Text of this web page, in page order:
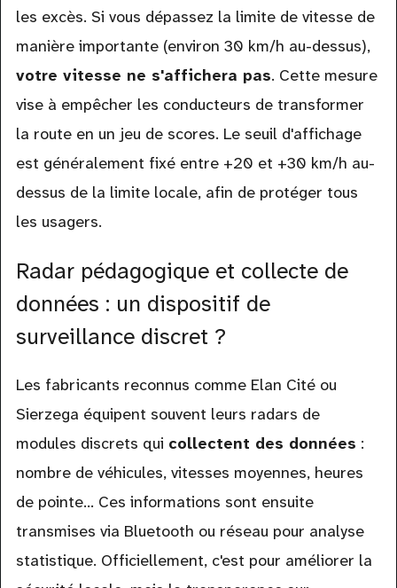
les excès. Si vous dépassez la limite de vitesse de
manière importante (environ 30 km/h au-dessus),
votre vitesse ne s'affichera pas. Cette mesure
vise à empêcher les conducteurs de transformer
la route en un jeu de scores. Le seuil d'affichage
est généralement fixé entre +20 et +30 km/h au-
dessus de la limite locale, afin de protéger tous
les usagers.
Radar pédagogique et collecte de
données : un dispositif de
surveillance discret ?
Les fabricants reconnus comme Elan Cité ou
Sierzega équipent souvent leurs radars de
modules discrets qui collectent des données :
nombre de véhicules, vitesses moyennes, heures
de pointe... Ces informations sont ensuite
transmises via Bluetooth ou réseau pour analyse
statistique. Officiellement, c'est pour améliorer la